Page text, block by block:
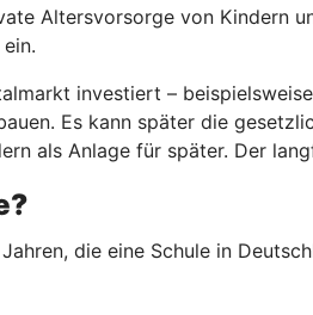
Altersvorsorge von Kindern
investiert –
Es kann später die
als Anlage für später. Der
die eine Schule in